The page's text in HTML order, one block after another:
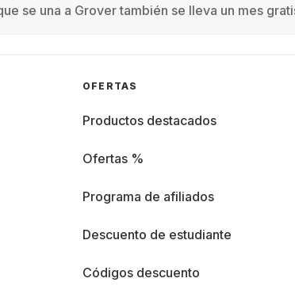
se una a Grover también se lleva un mes
OFERTAS
Productos destacados
Ofertas %
Programa de afiliados
Descuento de estudiante
Códigos descuento